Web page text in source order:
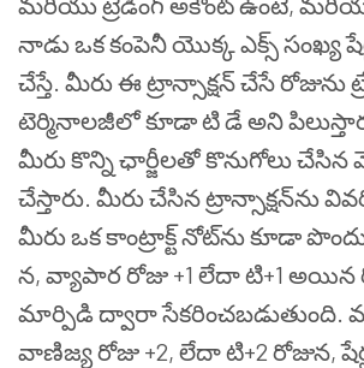
నాడు ఒక కంపెనీ యొక్క ఎక్స్ సంఖ్య
చేస్తే. మీరు ఈ ట్రాన్సాక్షన్ చేసే రోజును
టెర్మినాలజీలో కూడా టి డే అని
మీరు కొన్ని ఛార్జీలతో కొనుగోలు
చేస్తారు. మీరు చేసిన ట్రాన్సాక్షన్‌ను
మీరు ఒక కాంట్రాక్ట్ నోట్‌ను కూడా
న, వ్యాపార రోజు +1 లేదా టి+1 అయిన
మార్పిడి ద్వారా సేకరించబడుతుంది.
వాణిజ్య రోజు +2, లేదా టి+2 రోజున,